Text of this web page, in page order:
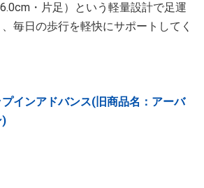
・片足）という軽量設計で足運
毎日の歩行を軽快にサポートしてく
インアドバンス(旧商品名：アーバ
)